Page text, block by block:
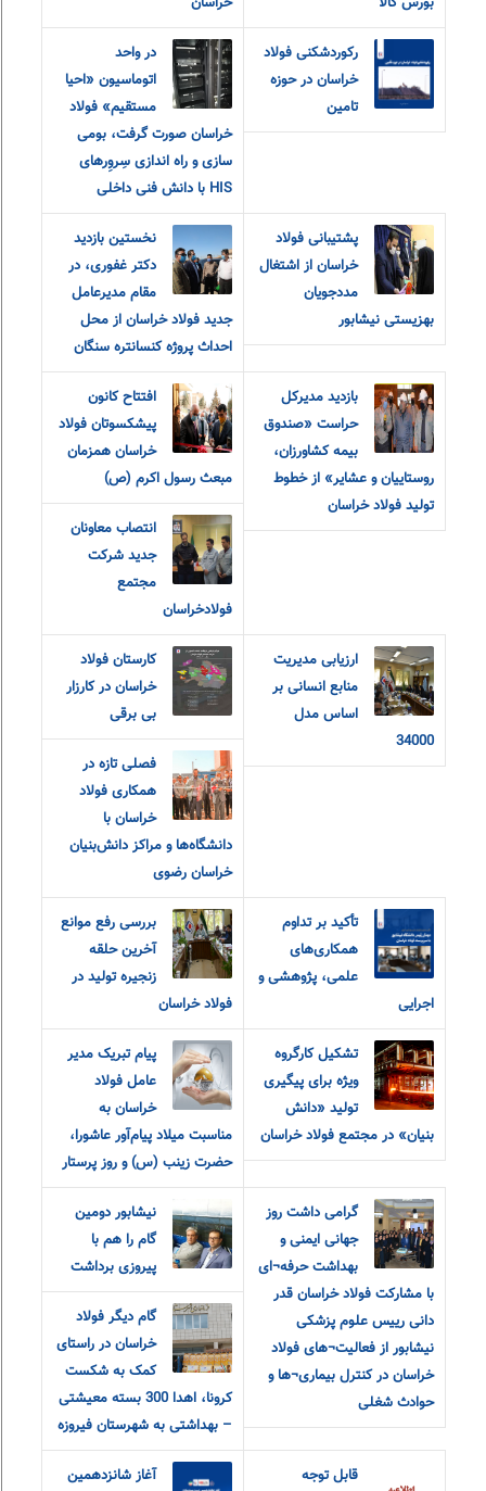
رکوردشکنی فولاد
خراسان در حوزه
تامین
در واحد
اتوماسیون «احیا
مستقیم» فولاد
خراسان صورت گرفت، بومی
سازی و راه اندازی سِروِرهای
HIS با دانش فنی داخلی
پشتیبانی فولاد
خراسان از اشتغال
مددجویان
بهزیستی نیشابور
نخستین بازدید
دکتر غفوری، در
مقام مدیرعامل
جدید فولاد خراسان از محل
احداث پروژه کنسانتره سنگان
بازدید مدیرکل
حراست «صندوق
بیمه کشاورزان،
روستاییان و عشایر» از خطوط
تولید فولاد خراسان
افتتاح کانون
پیشکسوتان فولاد
خراسان همزمان
مبعث رسول اکرم (ص)
انتصاب معاونان
جدید شرکت
مجتمع
فولادخراسان
ارزیابی مدیریت
منابع انسانی بر
اساس مدل
34000
کارستان فولاد
خراسان در کارزار
بی برقی
فصلی تازه در
همکاری فولاد
خراسان با
دانشگاه‌ها و مراکز دانش‌بنیان
خراسان رضوی
تأکید بر تداوم
همکاری‌های
علمی، پژوهشی و
اجرایی
بررسی رفع موانع
آخرین حلقه
زنجیره تولید در
فولاد خراسان
تشکیل کارگروه
ویژه برای پیگیری
تولید «دانش
بنیان» در مجتمع فولاد خراسان
پیام تبریک مدیر
عامل فولاد
خراسان به
مناسبت میلاد پیام‌آور عاشورا،
حضرت زینب (س) و روز پرستار
گرامی داشت روز
جهانی ایمنی و
بهداشت حرفه¬ای
با مشارکت فولاد خراسان قدر
دانی رییس علوم پزشکی
نیشابور از فعالیت¬های فولاد
خراسان در کنترل بیماری¬ها و
حوادث شغلی
نیشابور دومین
گام را هم با
پیروزی برداشت
گام دیگر فولاد
خراسان در راستای
کمک به شکست
کرونا، اهدا 300 بسته معیشتی
– بهداشتی به شهرستان فیروزه
قابل توجه
آغاز شانزدهمین